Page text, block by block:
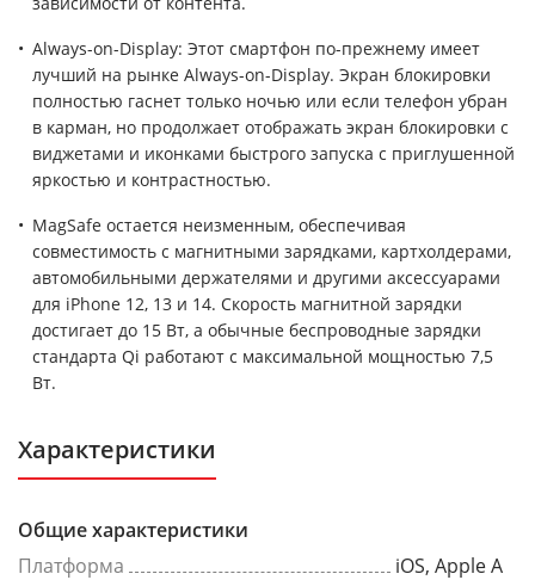
Always-on-Display: Этот смартфон по-прежнему имеет
лучший на рынке Always-on-Display. Экран блокировки
полностью гаснет только ночью или если телефон убран
в карман, но продолжает отображать экран блокировки с
виджетами и иконками быстрого запуска с приглушенной
яркостью и контрастностью.
MagSafe остается неизменным, обеспечивая
совместимость с магнитными зарядками, картхолдерами,
автомобильными держателями и другими аксессуарами
для iPhone 12, 13 и 14. Скорость магнитной зарядки
достигает до 15 Вт, а обычные беспроводные зарядки
стандарта Qi работают с максимальной мощностью 7,5
Вт.
Характеристики
Общие характеристики
Платформа
iOS, Apple A